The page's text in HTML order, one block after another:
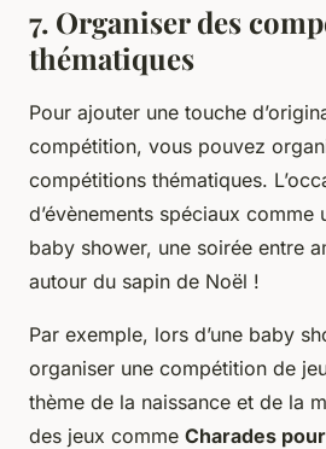
7. Organiser des
thématiques
Pour ajouter une touche
compétition, vous pouvez
compétitions thématiques.
d’évènements spéciaux comme
baby shower, une soirée entre
autour du sapin de Noël !
Par exemple, lors d’une baby
organiser une compétition de
thème de la naissance et de la
des jeux comme Charades